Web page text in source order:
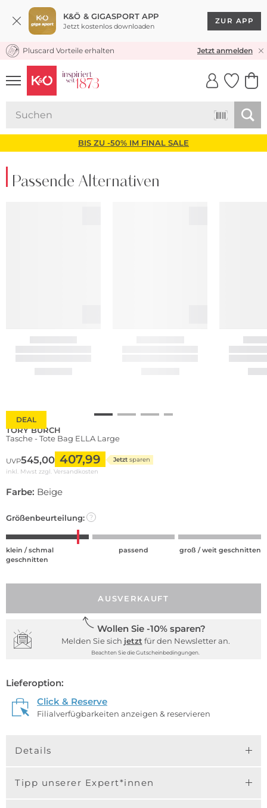
K&Ö & GIGASPORT APP
Jetzt kostenlos downloaden
ZUR APP
KOSTENLOSER VERSAND* & RÜCKVERSAND
Pluscard Vorteile erhalten Jetzt anmelden
UNSERE APP
CLICK &
BIS ZU -50% IM FINAL SALE
Passende Alternativen
DEAL
TORY BURCH
Tasche - Tote Bag ELLA Large
UVP545,00 407,99 Jetzt sparen
inkl. Mwst zzgl. Versandkosten
Farbe: Beige
Größenbeurteilung: ?
klein / schmal
geschnitten
passend groß / weit geschnitten
AUSVERKAUFT
Wollen Sie -10% sparen?
Melden Sie sich jetzt für den Newsletter an.
Beachten Sie die Gutscheinbedingungen.
Lieferoption:
Click & Reserve
Filialverfügbarkeiten anzeigen & reservieren
Details
Tipp unserer Expert*innen